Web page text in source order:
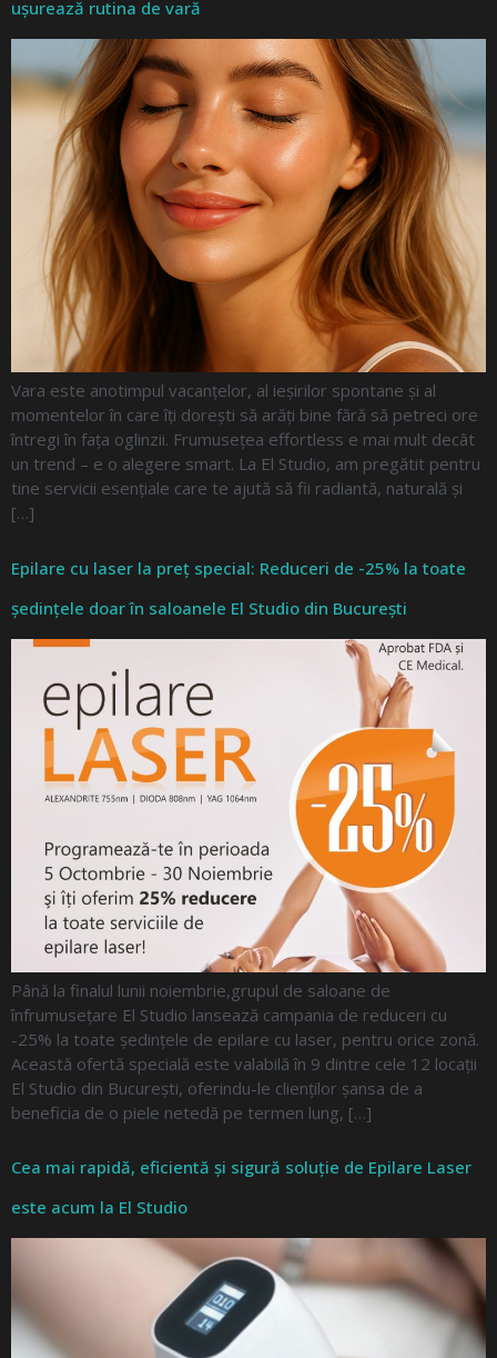
ușurează rutina de vară
Vara este anotimpul vacanțelor, al ieșirilor spontane și al
momentelor în care îți dorești să arăți bine fără să petreci ore
întregi în fața oglinzii. Frumusețea effortless e mai mult decât
un trend – e o alegere smart. La El Studio, am pregătit pentru
tine servicii esențiale care te ajută să fii radiantă, naturală și
[…]
Epilare cu laser la preț special: Reduceri de -25% la toate
ședințele doar în saloanele El Studio din București
Până la finalul lunii noiembrie,grupul de saloane de
înfrumusețare El Studio lansează campania de reduceri cu
-25% la toate ședințele de epilare cu laser, pentru orice zonă.
Această ofertă specială este valabilă în 9 dintre cele 12 locații
El Studio din București, oferindu-le clienților șansa de a
beneficia de o piele netedă pe termen lung, […]
Cea mai rapidă, eficientă și sigură soluție de Epilare Laser
este acum la El Studio